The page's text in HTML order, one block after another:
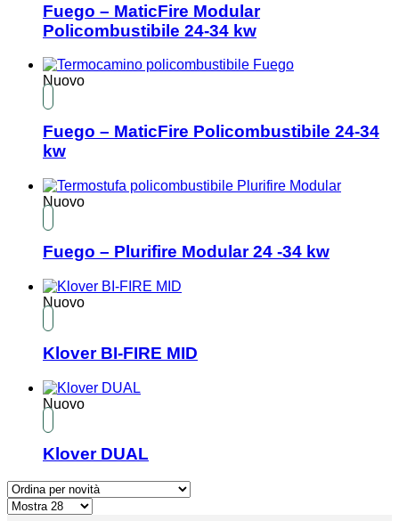
Fuego – MaticFire Modular
Policombustibile 24-34 kw
Nuovo
Fuego – MaticFire Policombustibile 24-34
kw
Nuovo
Fuego – Plurifire Modular 24 -34 kw
Nuovo
Klover BI-FIRE MID
Nuovo
Klover DUAL